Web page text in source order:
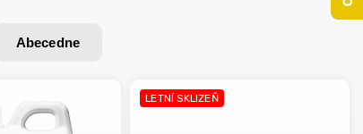
Abecedne
LETNÍ SKLIZEŇ